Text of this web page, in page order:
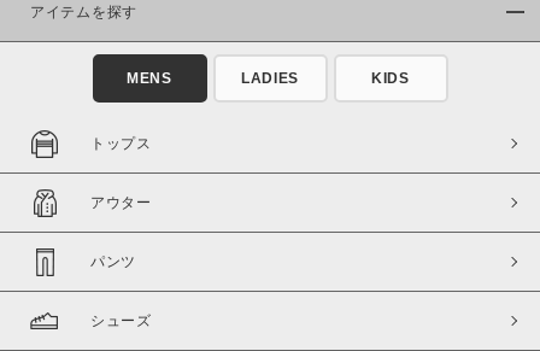
商品タイプ
通常商品
セール価格 WEB限定
在庫
在庫あり
アイテムを探す
MENS LADIES KIDS
トップス
アウター
パンツ
シューズ